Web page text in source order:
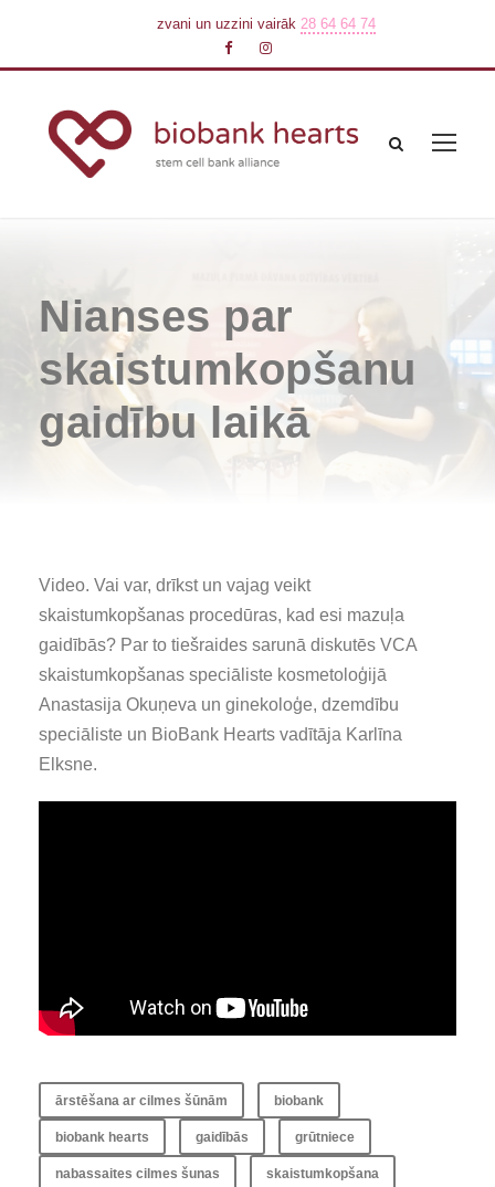
zvani un uzzini vairāk 28 64 64 74
Nianses par
skaistumkopšanu
gaidību laikā
Video. Vai var, drīkst un vajag veikt
skaistumkopšanas procedūras, kad esi mazuļa
gaidībās? Par to tiešraides sarunā diskutēs VCA
skaistumkopšanas speciāliste kosmetoloģijā
Anastasija Okuņeva un ginekoloģe, dzemdību
speciāliste un BioBank Hearts vadītāja Karlīna
Elksne.
ārstēšana ar cilmes šūnām biobank
biobank hearts gaidībās grūtniece
nabassaites cilmes šunas skaistumkopšana